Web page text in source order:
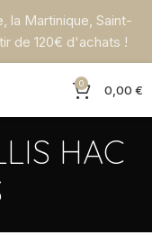
0 0,00 €
HAC
la Martinique, Saint-
de 120€ d'achats !